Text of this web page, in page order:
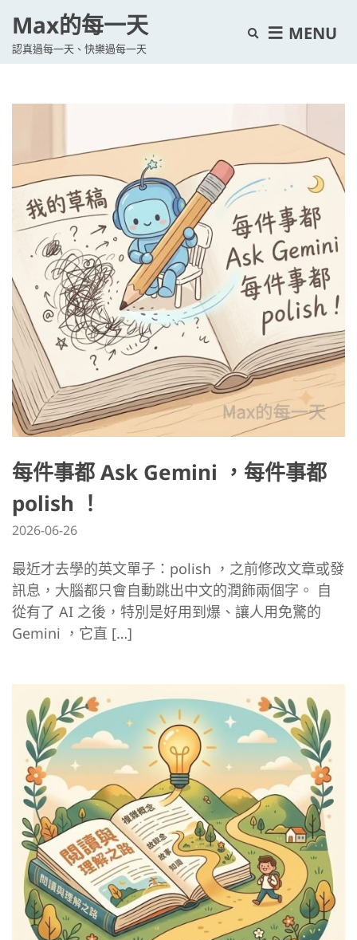
Max的每一天
認真過每一天、快樂過每一天
E
s
e
r
c
h
f
o
r
m
MENU
每件事都 Ask Gemini ，每件事都
polish ！
2026-06-26
最近才去學的英文單子：polish ，之前修改文章或發
訊息，大腦都只會自動跳出中文的潤飾兩個字。 自
從有了 AI 之後，特別是好用到爆、讓人用免驚的
Gemini ，它直 […]